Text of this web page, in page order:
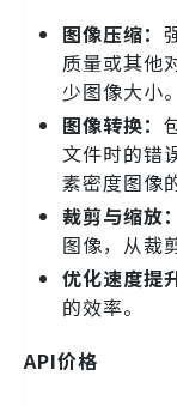
图像压缩：
质量或其他
少图像大小。
图像转换：
文件时的错
素密度图像
裁剪与缩放：
图像，从裁
优化速度提升
的效率。
API价格